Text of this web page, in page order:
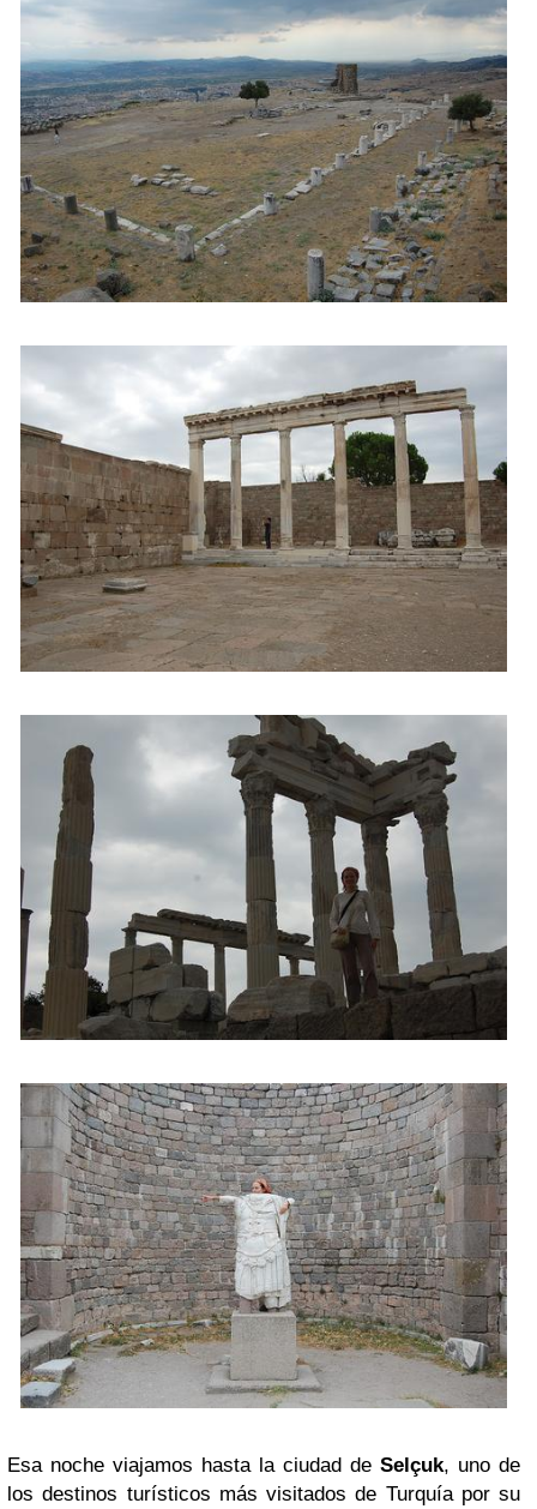
Esa noche viajamos hasta la ciudad de Selçuk, uno de
los destinos turísticos más visitados de Turquía por su